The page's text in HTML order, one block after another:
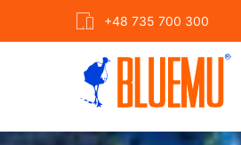
+48 735 700 300